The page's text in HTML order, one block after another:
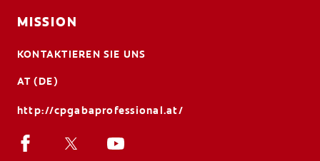
MISSION
KONTAKTIEREN SIE UNS
AT (DE)
http://cpgabaprofessional.at/